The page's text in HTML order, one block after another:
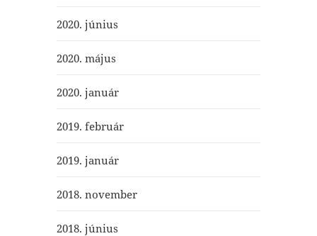
2020. június
2020. május
2020. január
2019. február
2019. január
2018. november
2018. június